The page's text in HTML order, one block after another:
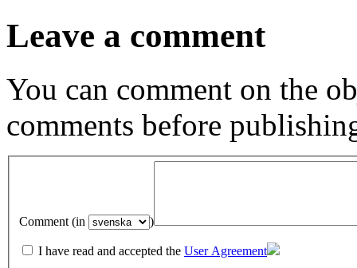
Leave a comment
You can comment on the
comments before
Comment (in )
I have read and accepted the User Agreement